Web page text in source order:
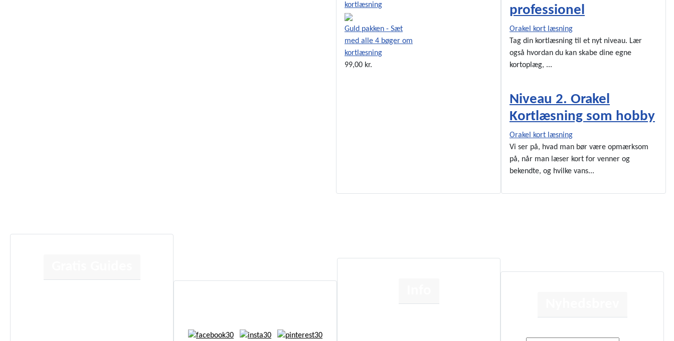
Guld pakken - Sæt
med alle 4 bøger om
kortlæsning
99,00 kr.
professionel
Orakel kort læsning
Tag din kortlæsning til et nyt niveau. Lær
også hvordan du kan skabe dine egne
kortoplæg, ...
Niveau 2. Orakel
Kortlæsning som hobby
Orakel kort læsning
Vi ser på, hvad man bør være opmærksom
på, når man læser kort for venner og
bekendte, og hvilke vans...